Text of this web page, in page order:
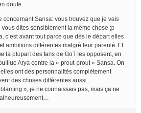
doute…
concernant Sansa: vous trouvez que je vais
dites sensiblement la même chose ;p
c’est avant tout parce que dès le départ elles
ambitions différentes malgré leur parenté. Et
la plupart des fans de GoT les opposent, en
Arya contre la « prout-prout » Sansa. On
ont des personnalités complètement
des choses différentes aussi…
», je ne connaissais pas, mais ça ne